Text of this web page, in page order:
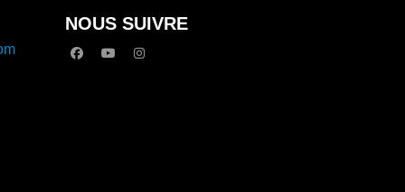
NOUS SUIVRE
facebookyoutubeinstagram